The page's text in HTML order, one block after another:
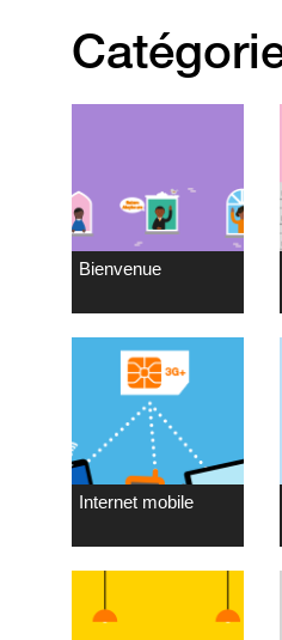
Bienvenue
Internet mobile